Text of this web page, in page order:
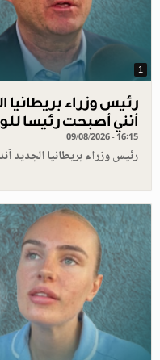
1
رئيس وزراء بريطانيا
أنني أصبحت رئيسا
09/08/2026 - 16:15
رئيس وزراء بريطانيا الجديد